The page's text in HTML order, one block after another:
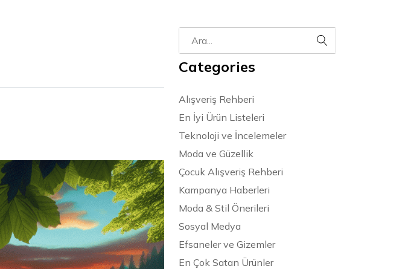
Categories
Alışveriş Rehberi
En İyi Ürün Listeleri
Teknoloji ve İncelemeler
Moda ve Güzellik
Çocuk Alışveriş Rehberi
Kampanya Haberleri
Moda & Stil Önerileri
Sosyal Medya
Efsaneler ve Gizemler
En Çok Satan Ürünler